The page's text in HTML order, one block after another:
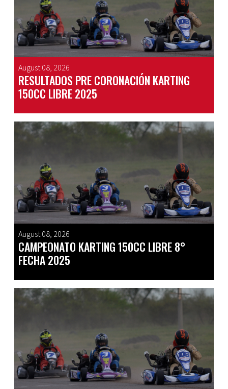
August 08, 2026
RESULTADOS PRE CORONACIÓN KARTING
150CC LIBRE 2025
August 08, 2026
CAMPEONATO KARTING 150CC LIBRE 8°
FECHA 2025